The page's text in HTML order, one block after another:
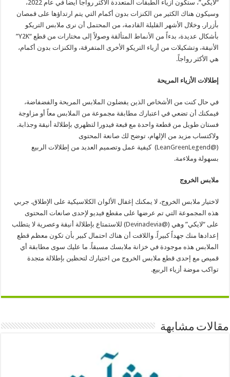
“لايكي”، ستكون أزياء الطبقات المتعددة الأكثر رواجاً أيضاً في عام 2022،
وسيكون هناك الكثير من الكنزات بدون أكمام التي يتم ارتداؤها على قمصان
بأزرار. وخلال الأشهر القليلة القادمة، من المحتمل أن نرى ملابس التريكو
بأشكال عديدة، بدءاً من الأنماط المتألقة وصولاً إلى مختارات من قطع “Y2K”
الأنيقة، وتشكيلات من أزياء التريكو الأخرى المتفرقة، والكنزات بدون أكمام،
هي الأكثر رواجاً.
إطلالات الأزياء المريحة
في حال كنت من الأشخاص الذين يفضلون الملابس المريحة والفضفاضة،
فيمكنك أن تضعي في اعتبارك مطابقة مجموعة من الملابس معاً أو مزاوجة
فستان طويل من قطعة واحدة مع قبعة فيدورا لتظهري بإطلالة أنيقة وجذابة.
ولاكتساب مزيد من الإلهام، توضح لك صانعة المحتوى
(
@LeanGreenLegend
)كيفية عمل وتصميم العديد من إطلالات الربيع
بسهولة وملاءمة.
ملابس الخروج
لاختيار ملابس الخروج، لا يمكنك إغفال الألوان الكلاسيكية على الإطلاق. جربي
هذه المجموعة التي تم عرضها على مقطع فيديو لإحدى صانعات المحتوى
على “لايكي” وهي (@Devinadevia
)للاستمتاع بإطلالة أنيقة وعصرية لا يتطلب
إعدادها منك جهداً كبيراً. واللافت أن هناك احتمال كبير بأن تكون معظم قطع
الملابس هذه موجودة في خزانة ملابسك مسبقاً. ما عليك سوى مطابقة أي
قميص مع إحدى قطع ملابس الخروج من اختيارك لتحظين بإطلالة متجدة
تواكب موضة أزياء الربيع.
مقالات مشابهة